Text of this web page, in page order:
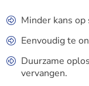
Minder kans
Eenvoudig te
Duurzame
vervangen.